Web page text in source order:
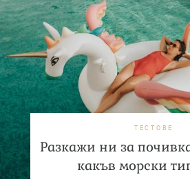
ТЕСТОВЕ
Разкажи ни за
какъв морски